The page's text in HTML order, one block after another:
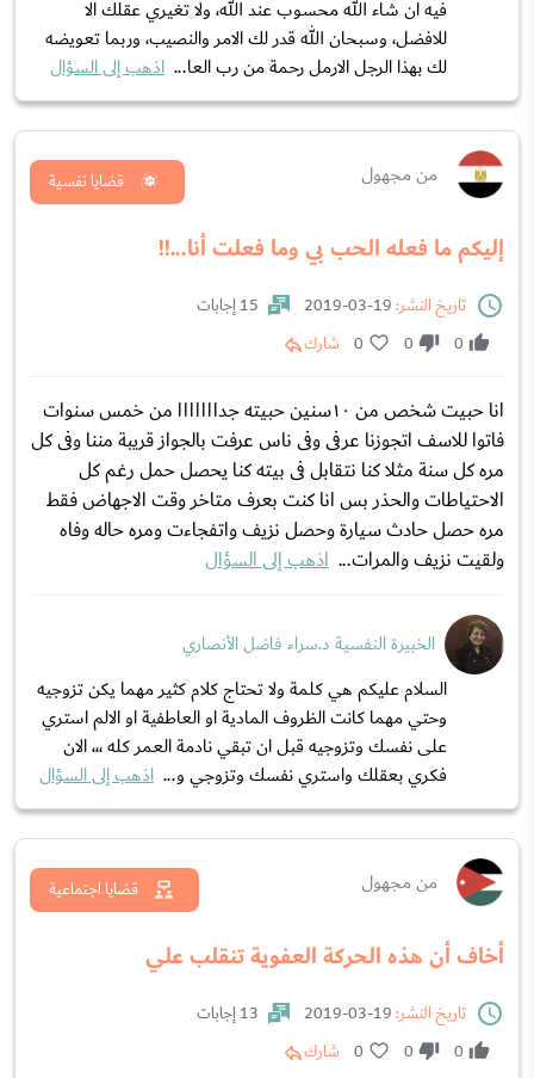
فيه ان شاء الله محسوب عند الله، ولا تغيري عقلك الا
للافضل، وسبحان الله قدر لك الامر والنصيب، وربما تعويضه
لك بهذا الرجل الارمل رحمة من رب العا... اذهب إلى السؤال
من مجهول
إليكم ما فعله الحب بي وما فعلت أنا...!!
قضايا نفسية
تاريخ النشر:
15 إجابات
0
0
0 شارك
انا حبيت شخص من ١٠سنين حبيته جدااااااا من خمس سنوات
فاتوا للاسف اتجوزنا عرفى وفى ناس عرفت بالجواز قريبة مننا وفى كل
مره كل سنة مثلا كنا نتقابل فى بيته كنا يحصل حمل رغم كل
الاحتياطات والحذر بس انا كنت بعرف متاخر وقت الاجهاض فقط
مره حصل حادث سيارة وحصل نزيف واتفجاءت ومره حاله وفاه
ولقيت نزيف والمرات... اذهب إلى السؤال
الخبيرة النفسية د.سراء فاضل الأنصاري
السلام عليكم هي كلمة ولا تحتاج كلام كثير مهما يكن تزوجيه
وحتي مهما كانت الظروف المادية او العاطفية او الالم استري
على نفسك وتزوجيه قبل ان تبقي نادمة العمر كله ،،، الان
فكري بعقلك واستري نفسك وتزوجي و... اذهب إلى السؤال
من مجهول
أخاف أن هذه الحركة العفوية تنقلب علي
قضايا اجتماعية
تاريخ النشر:
13 إجابات
0
0
0 شارك